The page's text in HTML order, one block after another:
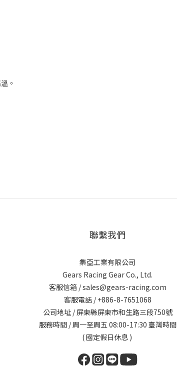
。
聯繫我們
集亞工業有限公司
Gears Racing Gear Co., Ltd.
客服信箱 / sales@gears-racing.com
客服電話 / +886-8-7651068
公司地址 / 屏東縣屏東市和生路三段750號
服務時間 / 周一至周五 08:00-17:30 臺灣時間
( 國定假日休息 )